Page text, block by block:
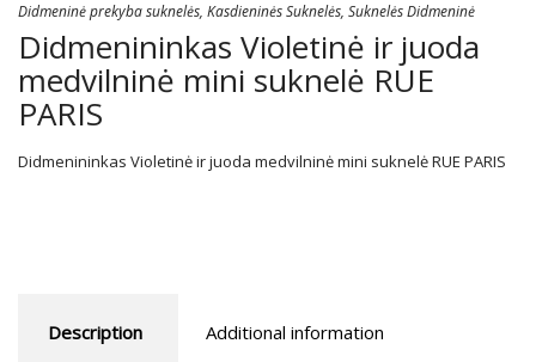
Didmeninė prekyba suknelės, Kasdieninės Suknelės, Suknelės Didmeninė
Didmenininkas Violetinė ir juoda
medvilninė mini suknelė RUE
PARIS
Didmenininkas Violetinė ir juoda medvilninė mini suknelė RUE PARIS
Description Additional information